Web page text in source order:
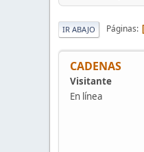
IR ABAJO Páginas
CADENAS
Visitante
En línea